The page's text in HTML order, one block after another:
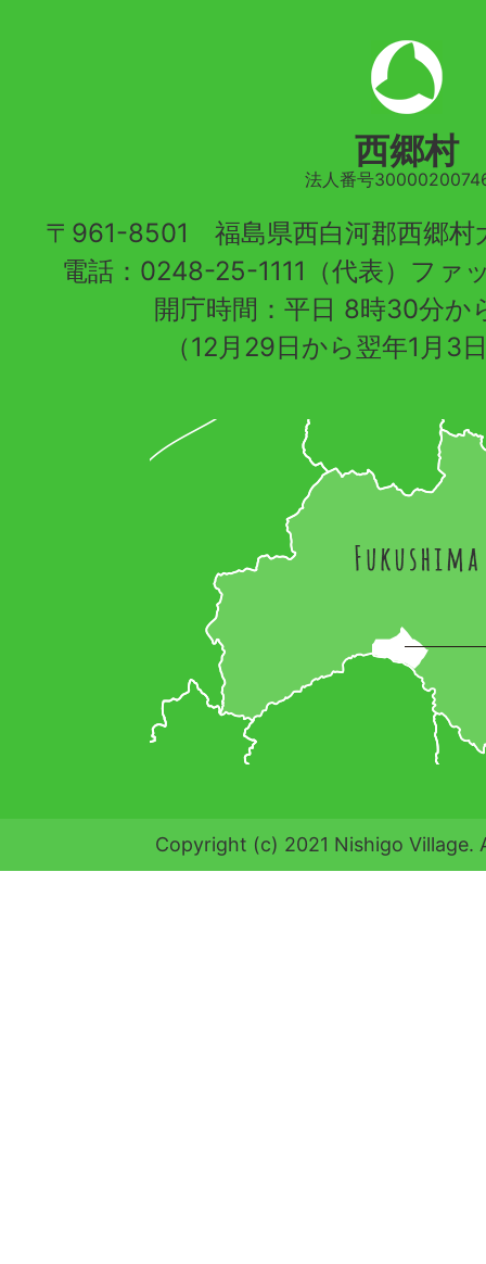
西郷村
法人番号
〒961-8501 福島県西白河郡西郷村
電話：0248-25-1111（代表）フ
開庁時間：平日 8時30分か
（12月29日から翌年1月3
Copyright (c) 2021 Nishigo Village.